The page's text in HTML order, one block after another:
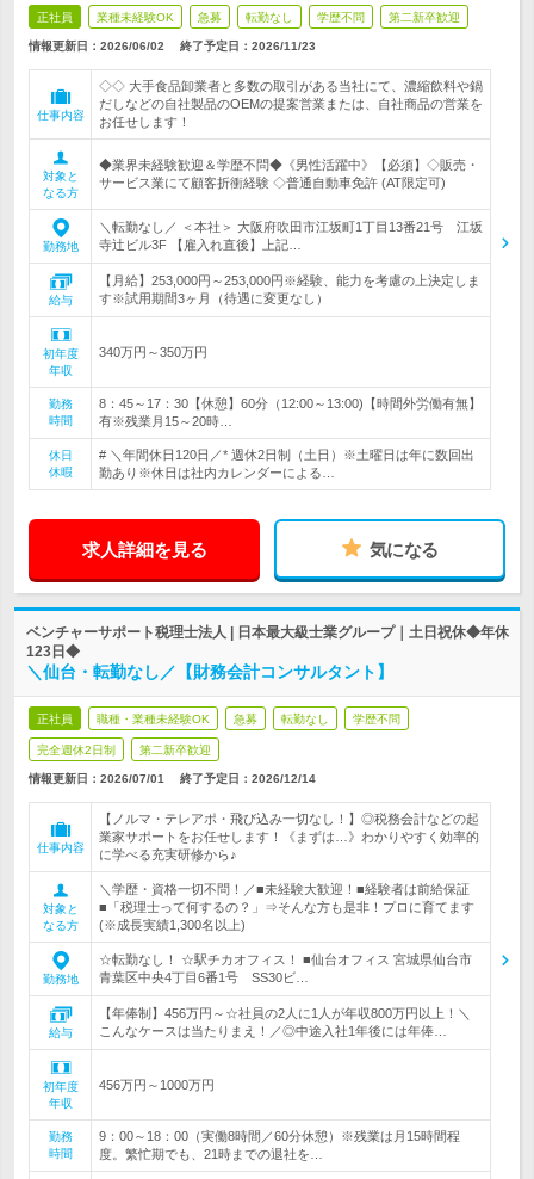
正社員 業種未経験OK 急募 転勤なし 学歴不問 第二新卒歓迎
情報更新日：2026/06/02 終了予定日： 2026/11/23
仕事内容
◇◇ 大手食品卸業者と多数の取引がある当社にて、濃縮飲料や鍋
だしなどの自社製品のOEMの提案営業または、自社商品の営業を
お任せします！
対象と
なる方
◆業界未経験歓迎＆学歴不問◆《男性活躍中》【必須】◇販売・
サービス業にて顧客折衝経験 ◇普通自動車免許 (AT限定可)
勤務地
＼転勤なし／ ＜本社＞ 大阪府吹田市江坂町1丁目13番21号 江坂
寺辻ビル3F 【雇入れ直後】上記…
給与
【月給】253,000円～253,000円※経験、能力を考慮の上決定しま
す※試用期間3ヶ月（待遇に変更なし）
初年度
年収
340万円～350万円
勤務
時間
8：45～17：30【休憩】60分（12:00～13:00)【時間外労働有無】
有※残業月15～20時…
休日
休暇
# ＼年間休日120日／* 週休2日制（土日）※土曜日は年に数回出
勤あり※休日は社内カレンダーによる…
求人詳細を見る 気になる
ベンチャーサポート税理士法人 | 日本最大級士業グループ｜土日祝休◆年休
123日◆
＼仙台・転勤なし／【財務会計コンサルタント】
正社員 職種・業種未経験OK 急募 転勤なし 学歴不問
完全週休2日制 第二新卒歓迎
情報更新日：2026/07/01 終了予定日： 2026/12/14
仕事内容
【ノルマ・テレアポ・飛び込み一切なし！】◎税務会計などの起
業家サポートをお任せします！《まずは…》わかりやすく効率的
に学べる充実研修から♪
対象と
なる方
＼学歴・資格一切不問！／■未経験大歓迎！■経験者は前給保証
■「税理士って何するの？」⇒そんな方も是非！プロに育てます
(※成長実績1,300名以上)
勤務地
☆転勤なし！ ☆駅チカオフィス！ ■仙台オフィス 宮城県仙台市
青葉区中央4丁目6番1号 SS30ビ…
給与
【年俸制】456万円～☆社員の2人に1人が年収800万円以上！＼
こんなケースは当たりまえ！／◎中途入社1年後には年俸…
初年度
年収
456万円～1000万円
勤務
時間
9：00～18：00（実働8時間／60分休憩）※残業は月15時間程
度。繁忙期でも、21時までの退社を…